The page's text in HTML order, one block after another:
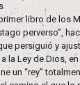
libro de los
perverso”,
persiguió y
la Ley de Dios,
un “rey”